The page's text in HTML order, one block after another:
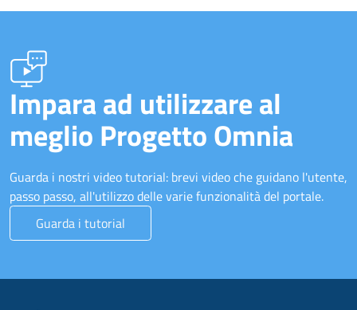
Impara ad utilizzare al
meglio Progetto Omnia
Guarda i nostri video tutorial: brevi video che guidano l'utente,
passo passo, all'utilizzo delle varie funzionalità del portale.
Guarda i tutorial